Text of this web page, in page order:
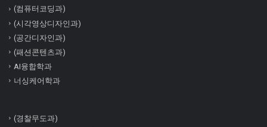
(컴퓨터코딩과)
(시각영상디자인과)
(공간디자인과)
(패션콘텐츠과)
AI융합학과
너싱케어학과
(경찰무도과)